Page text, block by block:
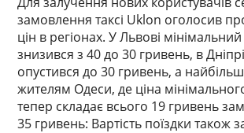
замовлення таксі Uklon оголосив
цін в регіонах. У Львові
знизився з 40 до 30 гривень, в
опустився до 30 гривень, а
жителям Одеси, де ціна
тепер складає всього 19 гривень
35 гривень: Вартість поїздки також